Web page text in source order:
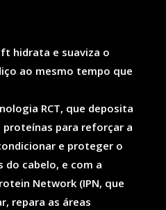
hidrata e suaviza o
ao mesmo tempo que
RCT, que deposita
para reforçar a
e proteger o
cabelo, e com a
Network (IPN, que
repara as áreas